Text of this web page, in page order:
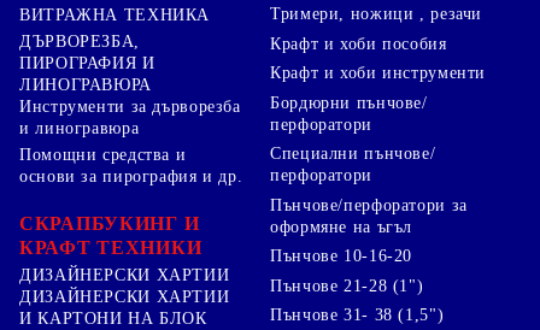
ВИТРАЖНА ТЕХНИКА
ДЪРВОРЕЗБА,
ПИРОГРАФИЯ И
ЛИНОГРАВЮРА
Инструменти за дърворезба
и линогравюра
Помощни средства и
основи за пирография и др.
СКРАПБУКИНГ И
КРАФТ ТЕХНИКИ
ДИЗАЙНЕРСКИ ХАРТИИ
ДИЗАЙНЕРСКИ ХАРТИИ
И КАРТОНИ НА БЛОК
Тримери, ножици , резачи
Крафт и хоби пособия
Крафт и хоби инструменти
Бордюрни пънчове/
перфоратори
Специални пънчове/
перфоратори
Пънчове/перфоратори за
оформяне на ъгъл
Пънчове 10-16-20
Пънчове 21-28 (1")
Пънчове 31- 38 (1,5")